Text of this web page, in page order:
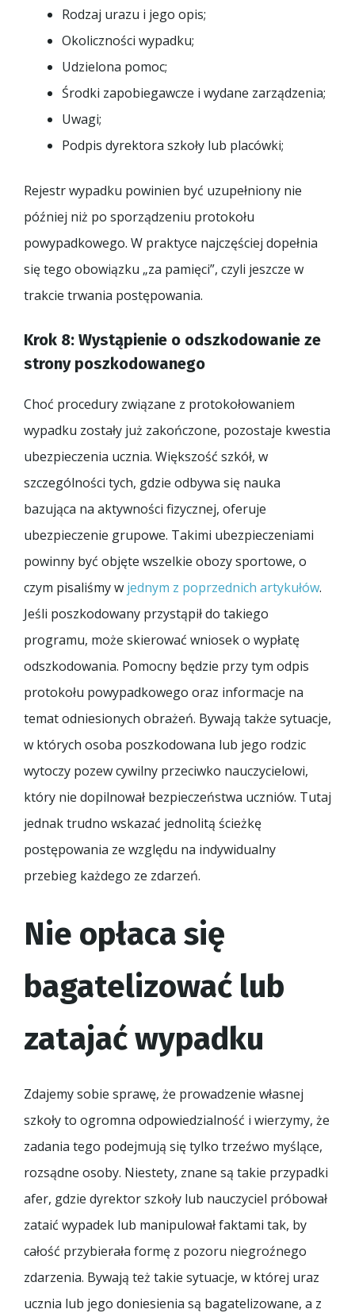
Rodzaj urazu i jego opis;
Okoliczności wypadku;
Udzielona pomoc;
Środki zapobiegawcze i wydane zarządzenia;
Uwagi;
Podpis dyrektora szkoły lub placówki;
Rejestr wypadku powinien być uzupełniony nie
później niż po sporządzeniu protokołu
powypadkowego. W praktyce najczęściej dopełnia
się tego obowiązku „za pamięci”, czyli jeszcze w
trakcie trwania postępowania.
Krok 8: Wystąpienie o odszkodowanie ze
strony poszkodowanego
Choć procedury związane z protokołowaniem
wypadku zostały już zakończone, pozostaje kwestia
ubezpieczenia ucznia. Większość szkół, w
szczególności tych, gdzie odbywa się nauka
bazująca na aktywności fizycznej, oferuje
ubezpieczenie grupowe. Takimi ubezpieczeniami
powinny być objęte wszelkie obozy sportowe, o
czym pisaliśmy w jednym z poprzednich artykułów.
Jeśli poszkodowany przystąpił do takiego
programu, może skierować wniosek o wypłatę
odszkodowania. Pomocny będzie przy tym odpis
protokołu powypadkowego oraz informacje na
temat odniesionych obrażeń. Bywają także sytuacje,
w których osoba poszkodowana lub jego rodzic
wytoczy pozew cywilny przeciwko nauczycielowi,
który nie dopilnował bezpieczeństwa uczniów. Tutaj
jednak trudno wskazać jednolitą ścieżkę
postępowania ze względu na indywidualny
przebieg każdego ze zdarzeń.
Nie opłaca się
bagatelizować lub
zatajać wypadku
Zdajemy sobie sprawę, że prowadzenie własnej
szkoły to ogromna odpowiedzialność i wierzymy, że
zadania tego podejmują się tylko trzeźwo myślące,
rozsądne osoby. Niestety, znane są takie przypadki
afer, gdzie dyrektor szkoły lub nauczyciel próbował
zataić wypadek lub manipulował faktami tak, by
całość przybierała formę z pozoru niegroźnego
zdarzenia. Bywają też takie sytuacje, w której uraz
ucznia lub jego doniesienia są bagatelizowane, a z